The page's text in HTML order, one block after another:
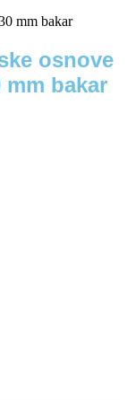
mm bakar
osnove
mm bakar